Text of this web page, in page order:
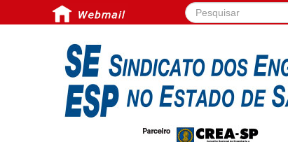
Pesquisar...